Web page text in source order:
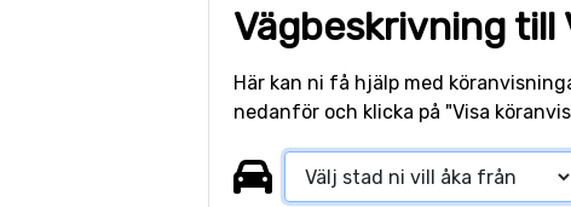
Vägbeskrivning till
Här kan ni få hjälp med
nedanför och klicka på "Visa